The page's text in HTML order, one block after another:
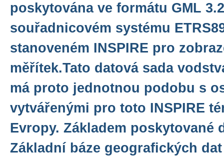
poskytována ve formátu GML
souřadnicovém systému
stanoveném INSPIRE pro
měřítek.Tato datová sada
má proto jednotnou podobu s
vytvářenými pro toto INSPIRE
Evropy. Základem poskytované
Základní báze geografických